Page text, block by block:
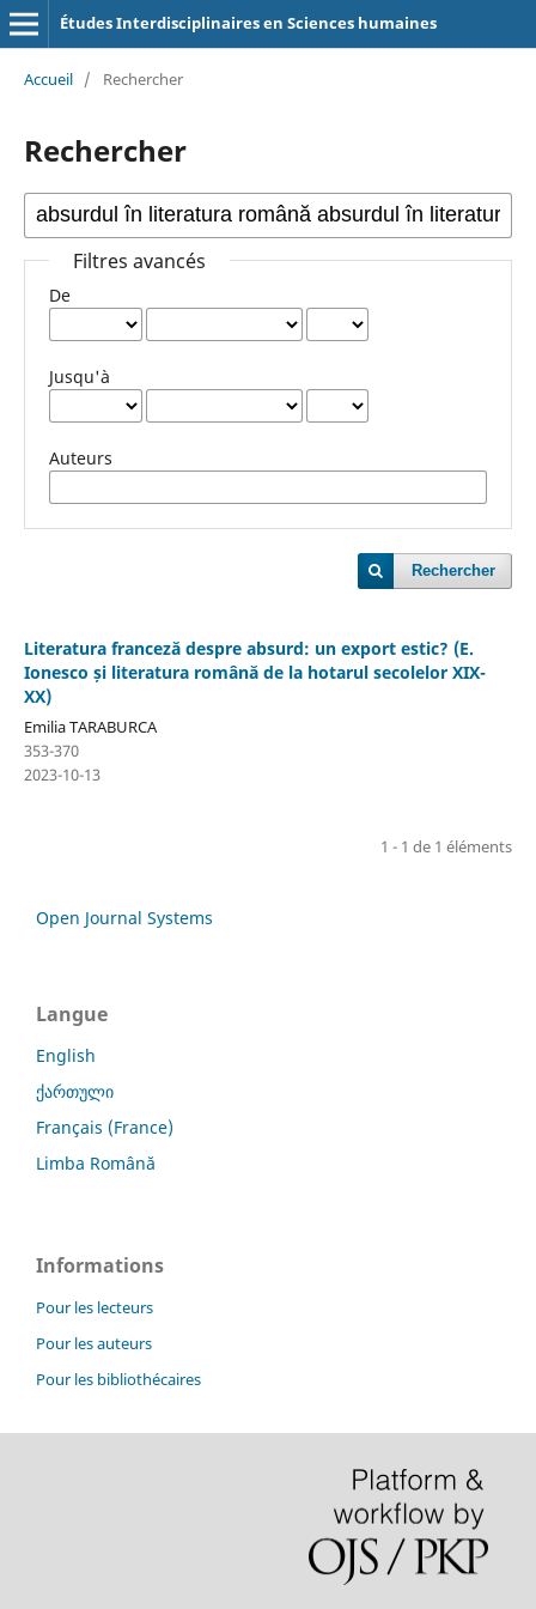
Études Interdisciplinaires en Sciences humaines
Accueil / Rechercher
Rechercher
Filtres avancés
De
Jusqu'à
Auteurs
Rechercher
Literatura franceză despre absurd: un export estic? (E.
Ionesco și literatura română de la hotarul secolelor XIX-
XX)
Emilia TARABURCA
353-370
2023-10-13
1 - 1 de 1 éléments
Open Journal Systems
Langue
English
ქართული
Français (France)
Limba Română
Informations
Pour les lecteurs
Pour les auteurs
Pour les bibliothécaires